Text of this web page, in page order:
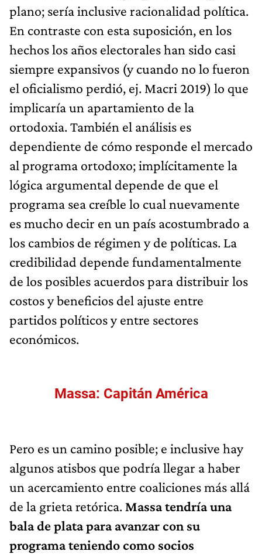
plano; sería inclusive racionalidad política.
En contraste con esta suposición, en los
hechos los años electorales han sido casi
siempre expansivos (y cuando no lo fueron
el oficialismo perdió, ej. Macri 2019) lo que
implicaría un apartamiento de la
ortodoxia. También el análisis es
dependiente de cómo responde el mercado
al programa ortodoxo; implícitamente la
lógica argumental depende de que el
programa sea creíble lo cual nuevamente
es mucho decir en un país acostumbrado a
los cambios de régimen y de políticas. La
credibilidad depende fundamentalmente
de los posibles acuerdos para distribuir los
costos y beneficios del ajuste entre
partidos políticos y entre sectores
económicos.
Massa: Capitán América
Pero es un camino posible; e inclusive hay
algunos atisbos que podría llegar a haber
un acercamiento entre coaliciones más allá
de la grieta retórica. Massa tendría una
bala de plata para avanzar con su
programa teniendo como socios